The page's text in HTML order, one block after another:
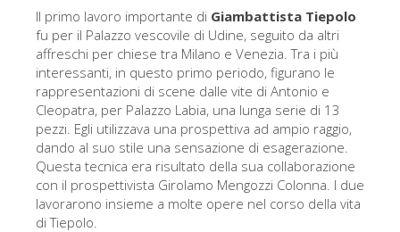
Museo Archeologico
Opificio delle pietre dure
Museo Galileo
Il giardino di Boboli
La torre di Arnolfo
Corridoio Vasariano
Palazzo Vecchio
Il primo lavoro importante di Giambattista Tiepolo
fu per il Palazzo vescovile di Udine, seguito da altri
affreschi per chiese tra Milano e Venezia. Tra i più
interessanti, in questo primo periodo, figurano le
rappresentazioni di scene dalle vite di Antonio e
Cleopatra, per Palazzo Labia, una lunga serie di 13
pezzi. Egli utilizzava una prospettiva ad ampio raggio,
dando al suo stile una sensazione di esagerazione.
Questa tecnica era risultato della sua collaborazione
con il prospettivista Girolamo Mengozzi Colonna. I due
lavorarono insieme a molte opere nel corso della vita
di Tiepolo.